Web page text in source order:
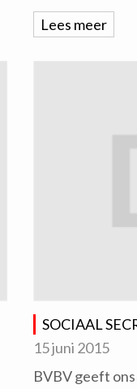
Lees meer
SOCIAAL
15 juni 2015
BVBV geeft